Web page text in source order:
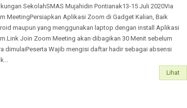
SekolahSMAS Mujahidin Pontianak13-15 Juli 2020Via
MeetingPersiapkan Aplikasi Zoom di Gadget Kalian, Baik
maupun yang menggunakan laptop dengan install Aplikasi
Join Zoom Meeting akan dibagikan 30 Menit sebelum
dimulaiPeserta Wajib mengisi daftar hadir sebagai absensi
Lihat